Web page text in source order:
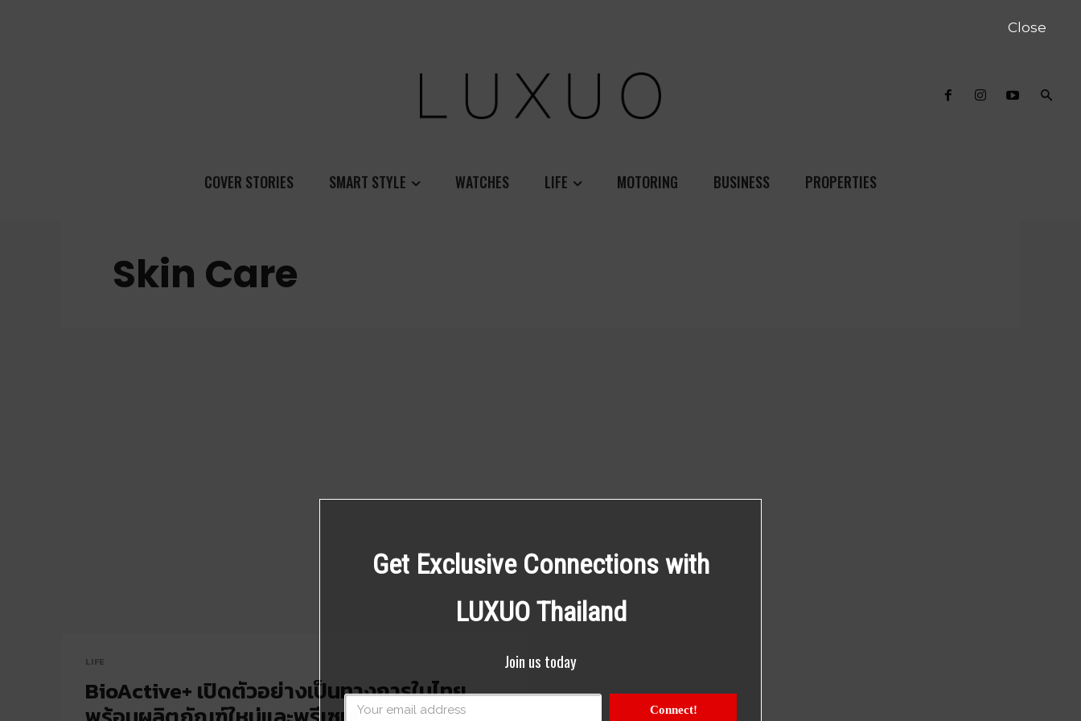
COVER STORIES SMART STYLE WATCHES LIFE MOTORING BUSINESS PROPERTIES
Skin Care
LIFE
BioActive+ เปิดตัวอย่างเป็นทางการในไทย
Get Exclusive Connections with
LUXUO Thailand
Join us today
Connect!
Close